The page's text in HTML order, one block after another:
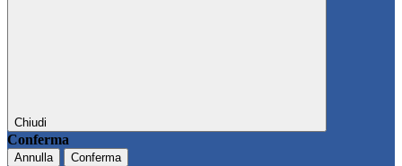
Chiudi
Conferma
Annulla Conferma